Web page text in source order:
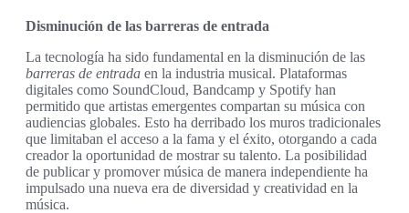
Disminución de las barreras de entrada
La tecnología ha sido fundamental en la disminución de las
barreras de entrada en la industria musical. Plataformas
digitales como SoundCloud, Bandcamp y Spotify han
permitido que artistas emergentes compartan su música con
audiencias globales. Esto ha derribado los muros tradicionales
que limitaban el acceso a la fama y el éxito, otorgando a cada
creador la oportunidad de mostrar su talento. La posibilidad
de publicar y promover música de manera independiente ha
impulsado una nueva era de diversidad y creatividad en la
música.